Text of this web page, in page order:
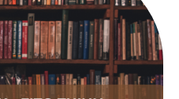
❅ ❅
❅